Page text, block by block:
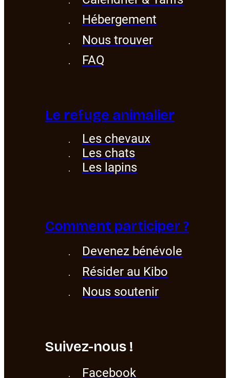
Hébergement
Nous trouver
FAQ
Le refuge animalier
Les chevaux
Les chats
Les lapins
Comment participer ?
Devenez bénévole
Résider au Kibo
Nous soutenir
Suivez-nous !
Facebook